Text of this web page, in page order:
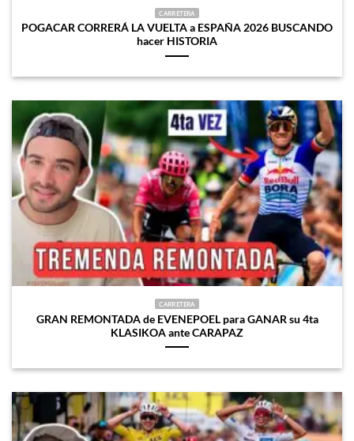
CARRETERA
POGACAR CORRERÁ LA VUELTA a ESPAÑA 2026 BUSCANDO
hacer HISTORIA
CARRETERA
GRAN REMONTADA de EVENEPOEL para GANAR su 4ta
KLASIKOA ante CARAPAZ